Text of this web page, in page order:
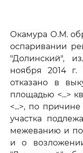
Окамура О.М.
оспаривании
"Долинский",
ноября 2014 г.
отказано в
площадью <...>
<...>, по
участка
межеванию и
и о